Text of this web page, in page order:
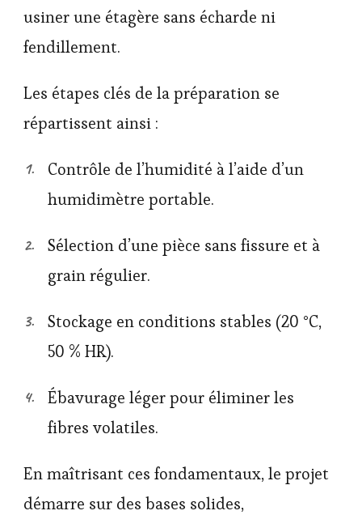
usiner une étagère sans écharde ni
fendillement.
Les étapes clés de la préparation se
répartissent ainsi :
Contrôle de l’humidité à l’aide d’un
humidimètre portable.
Sélection d’une pièce sans fissure et à
grain régulier.
Stockage en conditions stables (20 °C,
50 % HR).
Ébavurage léger pour éliminer les
fibres volatiles.
En maîtrisant ces fondamentaux, le projet
démarre sur des bases solides,